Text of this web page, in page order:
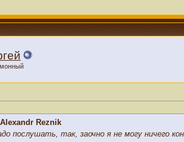
Alexandr Reznik
послушать, так, заочно я не могу ничего